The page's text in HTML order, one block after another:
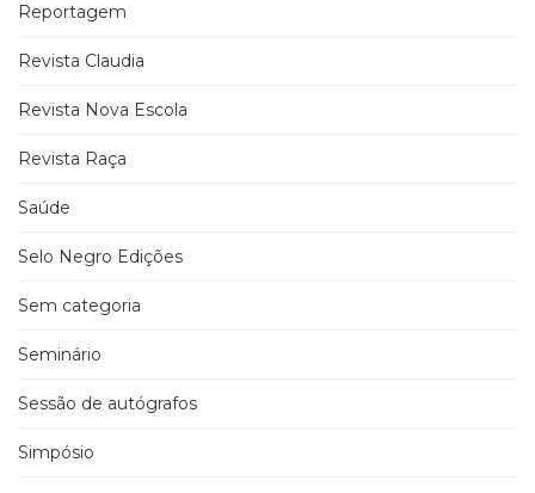
Reportagem
Revista Claudia
Revista Nova Escola
Revista Raça
Saúde
Selo Negro Edições
Sem categoria
Seminário
Sessão de autógrafos
Simpósio